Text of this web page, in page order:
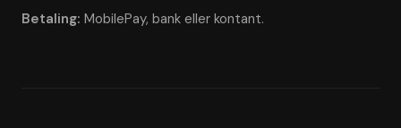
Betaling: MobilePay, bank eller kontant.